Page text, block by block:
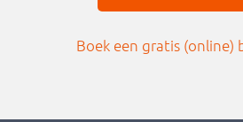
Boek een gratis (online)